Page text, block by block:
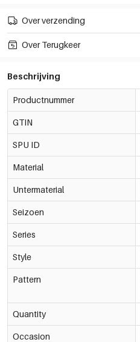
Over verzending
Over Terugkeer
Beschrijving
Productnummer
GTIN
SPU ID
Material
Untermaterial
Seizoen
Series
Style
Pattern
Quantity
Occasion